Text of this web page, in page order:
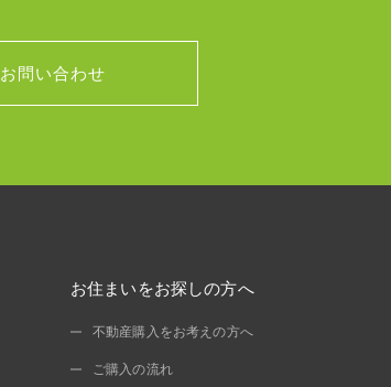
お問い合わせ
お住まいをお探しの方へ
不動産購入をお考えの方へ
ご購入の流れ